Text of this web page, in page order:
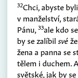
32Chci, abyste
v manželství,
Pánu, 33ale kdo
by se zalíbil své
žena a panna se
tělem i duchem.
světské, jak by